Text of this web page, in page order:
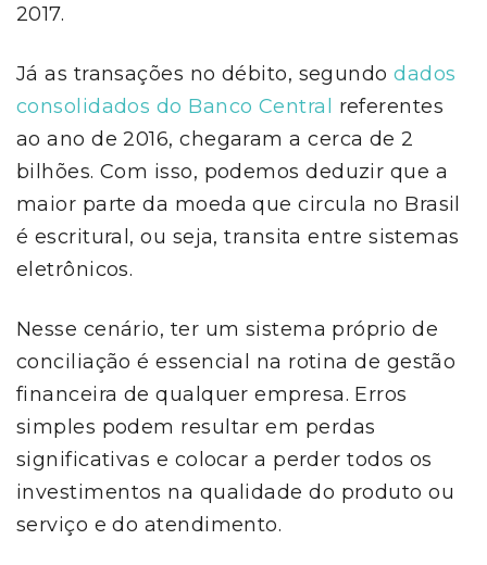
2017.
Já as transações no débito, segundodados
consolidados do Banco Central
referentes
ao ano de 2016, chegaram a cerca de 2
bilhões. Com isso, podemos deduzir que a
maior parte da moeda que circula no Brasil
é escritural, ou seja, transita entre sistemas
eletrônicos.
Nesse cenário, ter um sistema próprio de
conciliação é essencial na rotina de gestão
financeira de qualquer empresa. Erros
simples podem resultar em perdas
significativas e colocar a perder todos os
investimentos na qualidade do produto ou
serviço e do atendimento.